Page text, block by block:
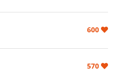
600
570